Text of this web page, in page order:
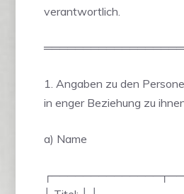
verantwortlich.
1. Angaben zu den
in enger Beziehung zu
a) Name